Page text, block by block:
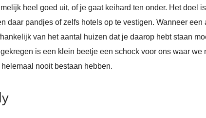
heel goed uit, of je gaat keihard ten onder. Het doel
daar pandjes of zelfs hotels op te vestigen. Wanneer
van het aantal huizen dat je daarop hebt staan
is een klein beetje een schock voor ons waar we
nooit bestaan hebben.